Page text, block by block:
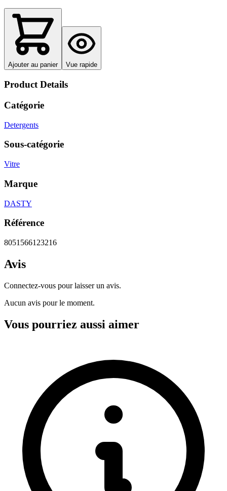
Ajouter au panier Vue rapide
Product Details
Catégorie
Detergents
Sous-catégorie
Vitre
Marque
DASTY
Référence
8051566123216
Avis
Connectez-vous pour laisser un avis.
Aucun avis pour le moment.
Vous pourriez aussi aimer